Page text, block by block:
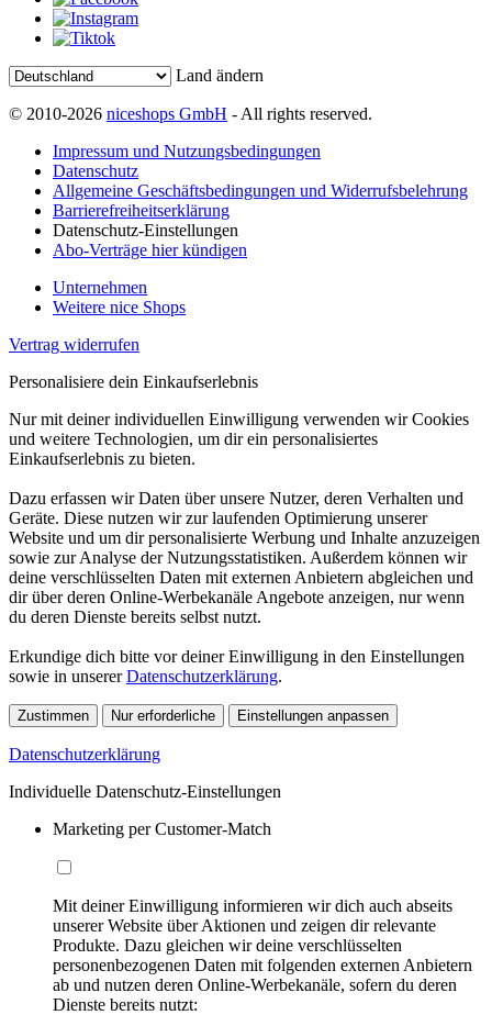
Land ändern
© 2010-2026 niceshops GmbH - All rights reserved.
Impressum und Nutzungsbedingungen
Datenschutz
Allgemeine Geschäftsbedingungen und Widerrufsbelehrung
Barrierefreiheitserklärung
Datenschutz-Einstellungen
Abo-Verträge hier kündigen
Unternehmen
Weitere nice Shops
Vertrag widerrufen
Personalisiere dein Einkaufserlebnis
Nur mit deiner individuellen Einwilligung verwenden wir Cookies
und weitere Technologien, um dir ein personalisiertes
Einkaufserlebnis zu bieten.
Dazu erfassen wir Daten über unsere Nutzer, deren Verhalten und
Geräte. Diese nutzen wir zur laufenden Optimierung unserer
Website und um dir personalisierte Werbung und Inhalte anzuzeigen
sowie zur Analyse der Nutzungsstatistiken. Außerdem können wir
deine verschlüsselten Daten mit externen Anbietern abgleichen und
dir über deren Online-Werbekanäle Angebote anzeigen, nur wenn
du deren Dienste bereits selbst nutzt.
Erkundige dich bitte vor deiner Einwilligung in den Einstellungen
sowie in unsererDatenschutzerklärung.
Zustimmen Nur erforderliche Einstellungen anpassen
Datenschutzerklärung
Individuelle Datenschutz-Einstellungen
Marketing per Customer-Match
Mit deiner Einwilligung informieren wir dich auch abseits
unserer Website über Aktionen und zeigen dir relevante
Produkte. Dazu gleichen wir deine verschlüsselten
personenbezogenen Daten mit folgenden externen Anbietern
ab und nutzen deren Online-Werbekanäle, sofern du deren
Dienste bereits nutzt: